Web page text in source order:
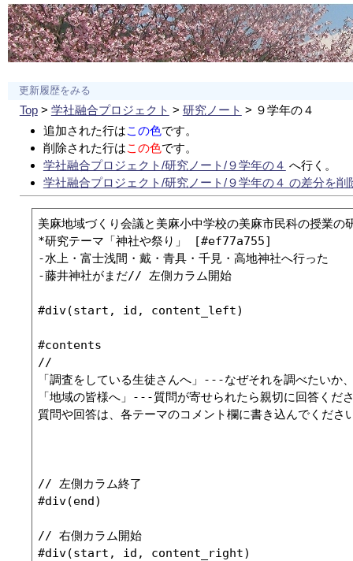
更新履歴をみる
Top> 学社融合プロジェクト > 研究ノート > ９学年の４
追加された行はこの色です。
削除された行はこの色です。
学社融合プロジェクト/研究ノート/９学年の４ へ行く。
学社融合プロジェクト/研究ノート/９学年の４ の差分を削
美麻地域づくり会議と美麻小中学校の美麻市民科の授業の
*研究テーマ「神社や祭り」 [#ef77a755]
-水上・富士浅間・戴・青具・千見・高地神社へ行った
-藤井神社がまだ// 左側カラム開始
#div(start, id, content_left)
#contents
//
「調査をしている生徒さんへ」---なぜそれを調べたいか
「地域の皆様へ」---質問が寄せられたら親切に回答くだ
質問や回答は、各テーマのコメント欄に書き込んでくださ
// 左側カラム終了
#div(end)
// 右側カラム開始
#div(start, id, content_right)